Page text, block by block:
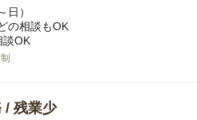
日）
の相談もOK
OK
/ 残業少